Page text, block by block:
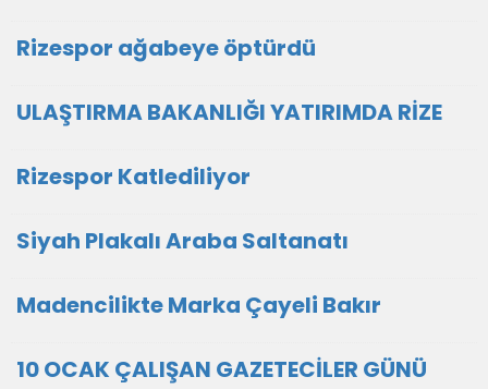
Rizespor ağabeye öptürdü
ULAŞTIRMA BAKANLIĞI YATIRIMDA RİZE
Rizespor Katlediliyor
Siyah Plakalı Araba Saltanatı
Madencilikte Marka Çayeli Bakır
10 OCAK ÇALIŞAN GAZETECİLER GÜNÜ